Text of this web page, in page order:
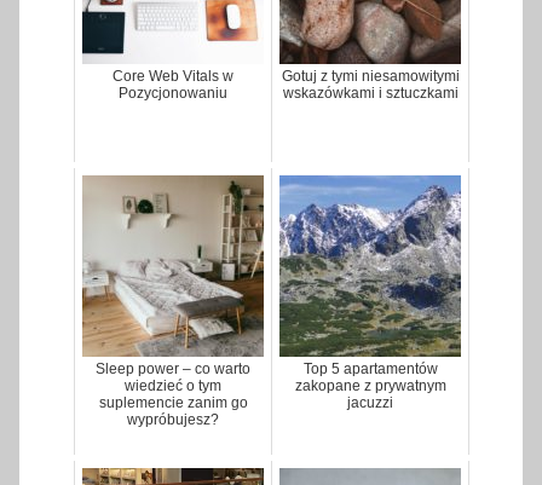
Core Web Vitals w
Pozycjonowaniu
Gotuj z tymi niesamowitymi
wskazówkami i sztuczkami
Sleep power – co warto
wiedzieć o tym
suplemencie zanim go
wypróbujesz?
Top 5 apartamentów
zakopane z prywatnym
jacuzzi